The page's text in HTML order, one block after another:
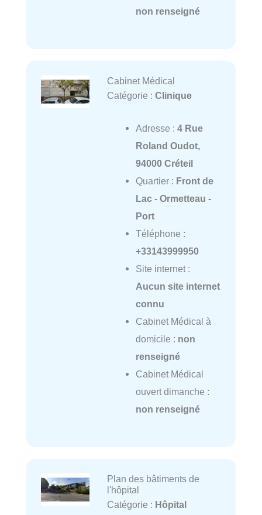
non renseigné
Cabinet Médical
Catégorie : Clinique
Adresse : 4 Rue
Roland Oudot,
94000 Créteil
Quartier : Front de
Lac - Ormetteau -
Port
Téléphone :
+33143999950
Site internet :
Aucun site internet
connu
Cabinet Médical à
domicile : non
renseigné
Cabinet Médical
ouvert dimanche :
non renseigné
Plan des bâtiments de
l'hôpital
Catégorie : Hôpital